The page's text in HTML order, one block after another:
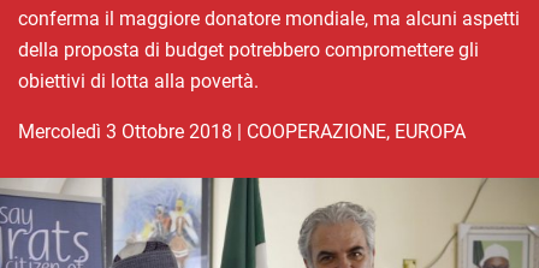
conferma il maggiore donatore mondiale, ma alcuni aspetti
della proposta di budget potrebbero compromettere gli
obiettivi di lotta alla povertà.
mercoledì 3 Ottobre 2018 | COOPERAZIONE, EUROPA